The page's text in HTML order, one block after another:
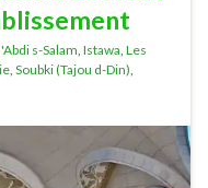
s-Salam, Istawa, Les
, Soubki (Tajou d-Din),